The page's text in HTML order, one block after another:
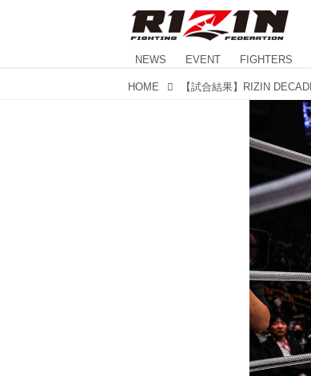
NEWS EVENT FIGHTERS
HOME